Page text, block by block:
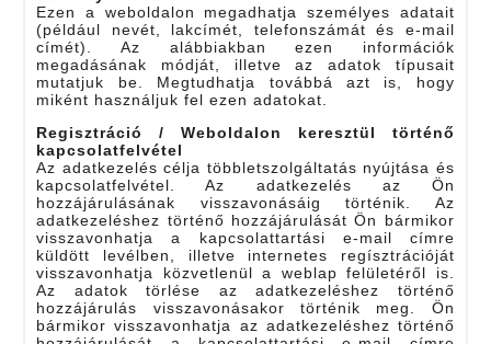
Ezen a weboldalon megadhatja személyes adatait
(például nevét, lakcímét, telefonszámát és e-mail
címét). Az alábbiakban ezen információk
megadásának módját, illetve az adatok típusait
mutatjuk be. Megtudhatja továbbá azt is, hogy
miként használjuk fel ezen adatokat.
Regisztráció / Weboldalon keresztül történő
kapcsolatfelvétel
Az adatkezelés célja többletszolgáltatás nyújtása és
kapcsolatfelvétel. Az adatkezelés az Ön
hozzájárulásának visszavonásáig történik. Az
adatkezeléshez történő hozzájárulását Ön bármikor
visszavonhatja a kapcsolattartási e-mail címre
küldött levélben, illetve internetes regísztrációját
visszavonhatja közvetlenül a weblap felületéről is.
Az adatok törlése az adatkezeléshez történő
hozzájárulás visszavonásakor történik meg. Ön
bármikor visszavonhatja az adatkezeléshez történő